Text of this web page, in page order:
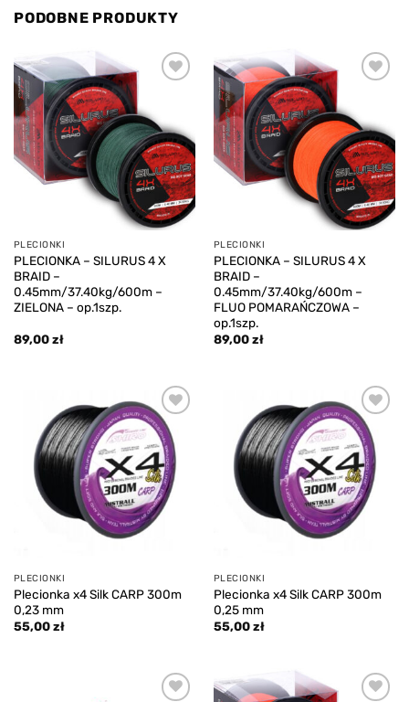
PODOBNE PRODUKTY
PLECIONKI
PLECIONKA – SILURUS 4 X
BRAID –
0.45mm/37.40kg/600m –
ZIELONA – op.1szp.
89,00zł
PLECIONKI
PLECIONKA – SILURUS 4 X
BRAID –
0.45mm/37.40kg/600m –
FLUO POMARAŃCZOWA –
op.1szp.
89,00zł
Add to
wishlist
PLECIONKI
Plecionka x4 Silk CARP 300m
0,23 mm
55,00zł
Add to
wishlist
PLECIONKI
Plecionka x4 Silk CARP 300m
0,25 mm
55,00zł